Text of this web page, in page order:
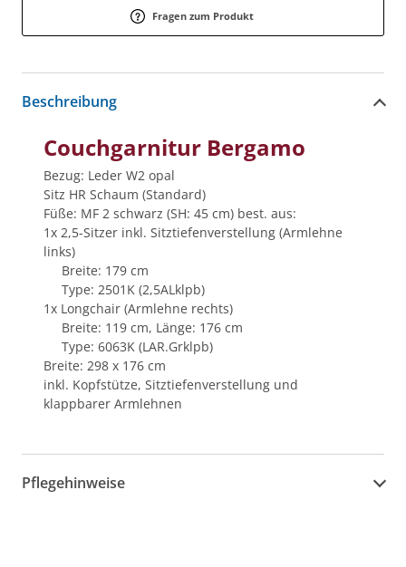
Fragen zum Produkt
Beschreibung
Couchgarnitur Bergamo
Bezug: Leder W2 opal
Sitz HR Schaum (Standard)
Füße: MF 2 schwarz (SH: 45 cm) best. aus:
1x 2,5-Sitzer inkl. Sitztiefenverstellung (Armlehne
links)
Breite: 179 cm
Type: 2501K (2,5ALklpb)
1x Longchair (Armlehne rechts)
Breite: 119 cm, Länge: 176 cm
Type: 6063K (LAR.Grklpb)
Breite: 298 x 176 cm
inkl. Kopfstütze, Sitztiefenverstellung und
klappbarer Armlehnen
Pflegehinweise